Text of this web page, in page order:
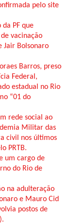
pelo site
PF que
vacinação
Jair Bolsonaro
Barros, preso
Federal,
estadual no Rio
“01 do
rede social ao
Militar das
civil nos últimos
PRTB.
um cargo de
do Rio de
na adulteração
e Mauro Cid
postos de